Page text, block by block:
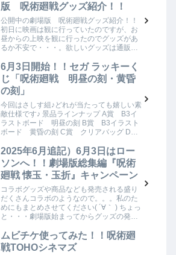
版 呪術廻戦グッズ紹介！！
公開中の劇場版 呪術廻戦グッズ紹介！！
初日に映画は観に行っていたのですが、お
昼からの上映を観に行ったのでグッズがあ
るか不安で・・・。欲しいグッズは通販で
ァイルセット ミニクリアファイルセット チ
ェ…
6月3日開始！！セガ ラッキーく
じ「呪術廻戦 明昼の刻・黄昏
の刻」
今回はさしす組♪どれが当たっても嬉しい素
敵仕様です♪ 景品ラインナップ A賞 B3イ
ラストボード 明昼の刻 B賞 B3イラスト
ボード 黄昏の刻 C賞 クリアバッグ D
クリアファイルセット ラストラ…
2025年6月追記）6月3日はロー
ソンへ！！劇場版総集編『呪術
廻戦 懐玉・玉折』キャンペーン
コラボグッズや商品なども発売される盛り
だくさんコラボのようなので。。。私のた
めにもまとめさせてください( ´∀｀ ) ちょっ
と・・・劇場版始まってからグッズの発売
(´；ω；`)ｳｩｩ６月3日は他にもラッ…
ムビチケ使ってみた！！呪術廻
戦TOHOシネマズ